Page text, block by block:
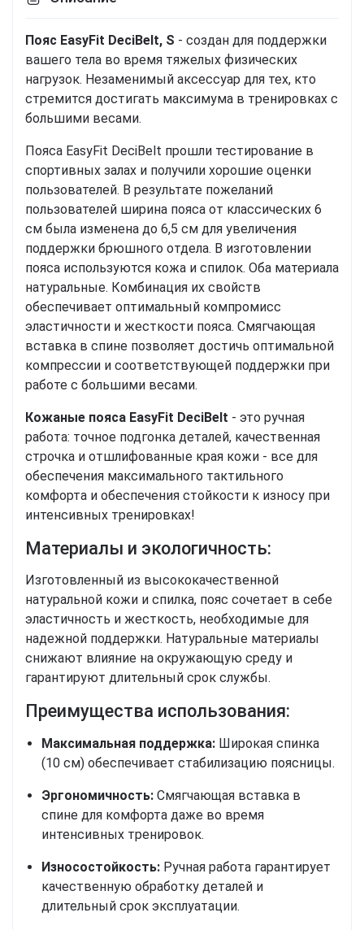
Пояс EasyFit DeciBelt, S - создан для поддержки
вашего тела во время тяжелых физических
нагрузок. Незаменимый аксессуар для тех, кто
стремится достигать максимума в тренировках с
большими весами.
Пояса EasyFit DeciBelt прошли тестирование в
спортивных залах и получили хорошие оценки
пользователей. В результате пожеланий
пользователей ширина пояса от классических 6
см была изменена до 6,5 см для увеличения
поддержки брюшного отдела. В изготовлении
пояса используются кожа и спилок. Оба материала
натуральные. Комбинация их свойств
обеспечивает оптимальный компромисс
эластичности и жесткости пояса. Смягчающая
вставка в спине позволяет достичь оптимальной
компрессии и соответствующей поддержки при
работе с большими весами.
Кожаные пояса EasyFit DeciBelt - это ручная
работа: точное подгонка деталей, качественная
строчка и отшлифованные края кожи - все для
обеспечения максимального тактильного
комфорта и обеспечения стойкости к износу при
интенсивных тренировках!
Материалы и экологичность:
Изготовленный из высококачественной
натуральной кожи и спилка, пояс сочетает в себе
эластичность и жесткость, необходимые для
надежной поддержки. Натуральные материалы
снижают влияние на окружающую среду и
гарантируют длительный срок службы.
Преимущества использования:
Максимальная поддержка: Широкая спинка
(10 см) обеспечивает стабилизацию поясницы.
Эргономичность: Смягчающая вставка в
спине для комфорта даже во время
интенсивных тренировок.
Износостойкость: Ручная работа гарантирует
качественную обработку деталей и
длительный срок эксплуатации.